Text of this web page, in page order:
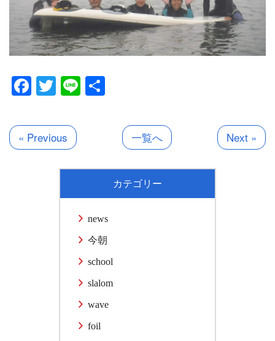
Facebook
Twitter
Line
« Previous 一覧へ Next »
カテゴリー
news
今朝
school
slalom
wave
foil